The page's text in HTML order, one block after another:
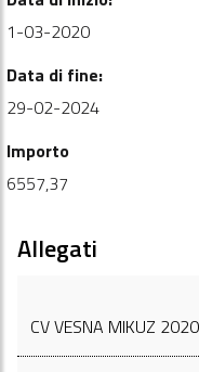
1-03-2020
Data di fine:
29-02-2024
Importo
6557,37
Allegati
CV VESNA MIKUZ 2020